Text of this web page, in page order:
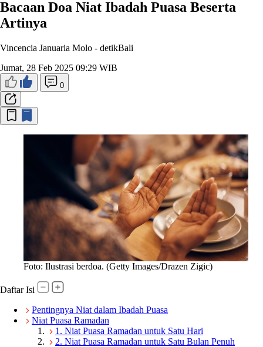
Bacaan Doa Niat Ibadah Puasa Beserta
Artinya
Vincencia Januaria Molo - detikBali
Jumat, 28 Feb 2025 09:29 WIB
0
Foto: Ilustrasi berdoa. (Getty Images/Drazen Zigic)
Daftar Isi
Pentingnya Niat dalam Ibadah Puasa
Niat Puasa Ramadan
1. Niat Puasa Ramadan untuk Satu Hari
2. Niat Puasa Ramadan untuk Satu Bulan Penuh